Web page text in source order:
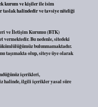
kurum ve kişiler ile isim
taslak halindedir ve tavsiye niteliği
ve İletişim Kurumu (BTK)
vermektedir. Bu nedenle, sitedeki
bulunmamaktadır.
taşımakta olup, siteye üye olarak
içerikleri,
halinde, ilgili içerikler yasal süre